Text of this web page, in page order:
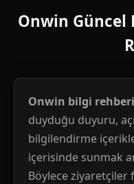
Onwin Güncel
Onwin bilgi rehberi
duyduğu duyuru,
bilgilendirme
içerisinde sunmak
Böylece ziyaretçiler